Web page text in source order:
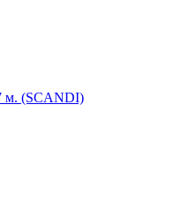
м. (SCANDI)